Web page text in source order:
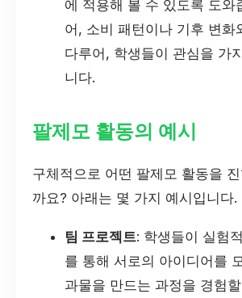
에 적용해 볼 수 있도록 도와
어, 소비 패턴이나 기후 변화
다루어, 학생들이 관심을 가
니다.
팔제모 활동의 예시
구체적으로 어떤 팔제모 활동을
까요? 아래는 몇 가지 예시입니다.
팀 프로젝트: 학생들이 실험
를 통해 서로의 아이디어를
과물을 만드는 과정을 경험